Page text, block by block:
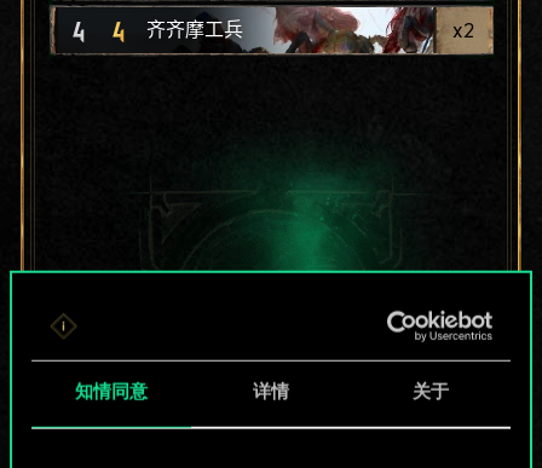
知情同意 详情 关于
4 4 齐齐摩工兵 x2